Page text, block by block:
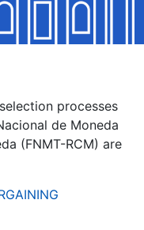
processes
de Moneda
(FNMT-RCM) are